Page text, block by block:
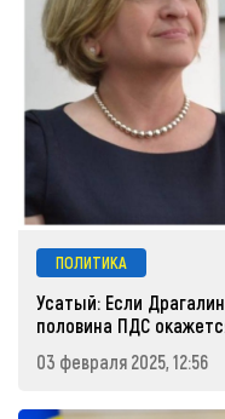
ПОЛИТИКА
Усатый: Если
половина ПДС
03 февраля 2025, 12:56